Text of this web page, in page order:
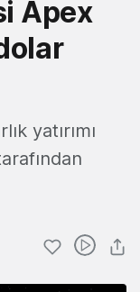
Apex
yatırımı